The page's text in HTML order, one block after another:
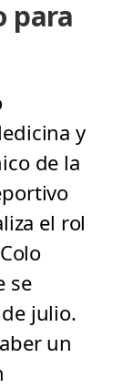
para
y
de la
el rol
se
julio.
un